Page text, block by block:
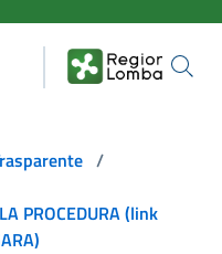
/
PROCEDURA (link